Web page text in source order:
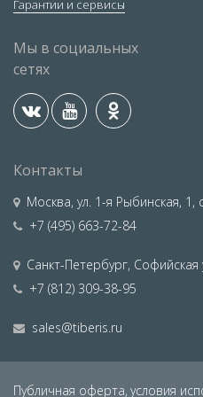
Гарантии и сервисы
Мы в социальных
сетях
Контакты
Москва, ул. 1-я Рыбинская, 1,
+7 (495) 663-72-84
Санкт-Петербург, Софийская
+7 (812) 309-38-95
sales@tiberis.ru
Публичная оферта, условия